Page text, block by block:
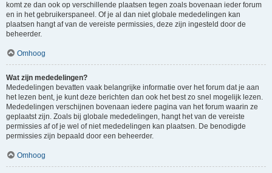
komt ze dan ook op verschillende plaatsen tegen zoals bovenaan ieder forum
en in het gebruikerspaneel. Of je al dan niet globale mededelingen kan
plaatsen hangt af van de vereiste permissies, deze zijn ingesteld door de
beheerder.
Omhoog
Wat zijn mededelingen?
Mededelingen bevatten vaak belangrijke informatie over het forum dat je aan
het lezen bent, je kunt deze berichten dan ook het best zo snel mogelijk lezen.
Mededelingen verschijnen bovenaan iedere pagina van het forum waarin ze
geplaatst zijn. Zoals bij globale mededelingen, hangt het van de vereiste
permissies af of je wel of niet mededelingen kan plaatsen. De benodigde
permissies zijn bepaald door een beheerder.
Omhoog